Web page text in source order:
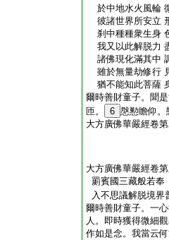
於中地水火風輪
彼諸世界所安立
刹中種種衆生身
我又以此解脱力
諸佛現化滿其中
雖於無量劫修行
猶不能知此菩薩
爾時善財童子。聞
匝。
6 慇懃瞻仰。
大方廣佛華嚴經卷
大方廣佛華嚴經卷
罽賓國三藏般若
入不思議解脱境界
爾時善財童子。一
人。即時獲得微細
作如是念。我當云